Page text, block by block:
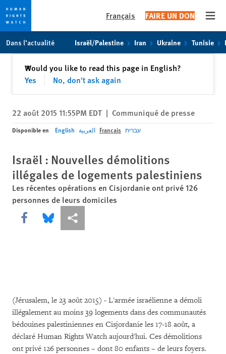
toto
content
Français FAIRE UN DON
Dans l’actualité Israël/Palestine Iran Ukraine Tunisie
Would you like to read this page in English?
Yes
No, don't ask again
✕Fermer
22 août 2015 11:55PM EDT | Communiqué de presse
Disponible en English العربية Français עברית
Israël : Nouvelles démolitions
illégales de logements palestiniens
Les récentes opérations en Cisjordanie ont privé 126
personnes de leurs domiciles
Share this via Facebook
Share this via Bluesky
Share this via Partagez
(Jérusalem, le 23 août 2015) - L'armée israélienne a démoli
illégalement au moins 39 logements dans des communautés
bédouines palestiniennes en Cisjordanie les 17-18 août, a
déclaré Human Rights Watch aujourd'hui. Ces démolitions
ont privé 126 personnes – dont 80 enfants – de leurs foyers.